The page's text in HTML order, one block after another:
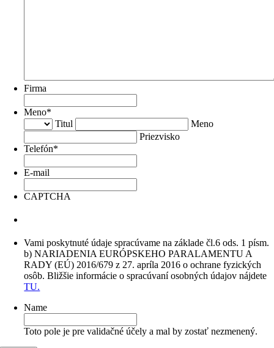
Firma
Meno*
Titul
Meno
Priezvisko
Telefón*
E-mail
CAPTCHA
Vami poskytnuté údaje spracúvame na základe čl.6 ods. 1 písm.
b) NARIADENIA EURÓPSKEHO PARALAMENTU A
RADY (EÚ) 2016/679 z 27. apríla 2016 o ochrane fyzických
osôb. Bližšie informácie o spracúvaní osobných údajov nájdete
TU.
Name
Toto pole je pre validačné účely a mal by zostať nezmenený.